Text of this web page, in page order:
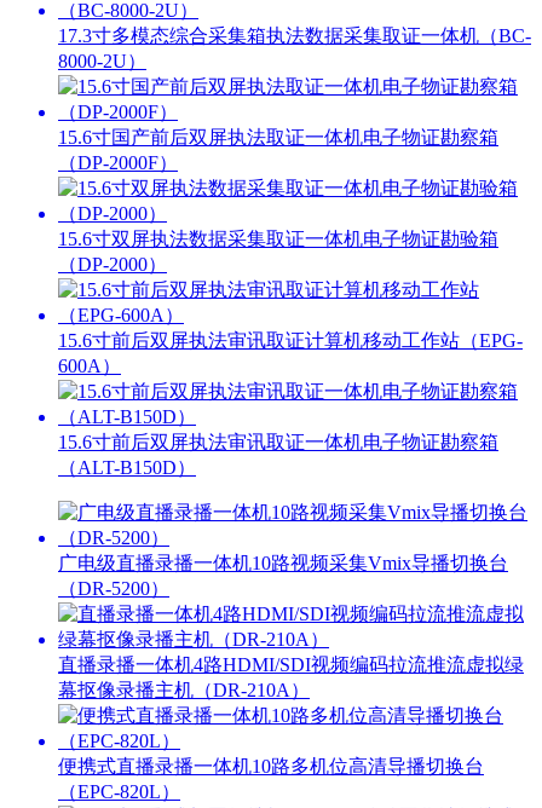
17.3寸多模态综合采集箱执法数据采集取证一体机（BC-
8000-2U）
15.6寸国产前后双屏执法取证一体机电子物证勘察箱
（DP-2000F）
15.6寸双屏执法数据采集取证一体机电子物证勘验箱
（DP-2000）
15.6寸前后双屏执法审讯取证计算机移动工作站（EPG-
600A）
15.6寸前后双屏执法审讯取证一体机电子物证勘察箱
（ALT-B150D）
广电级直播录播一体机10路视频采集Vmix导播切换台
（DR-5200）
直播录播一体机4路HDMI/SDI视频编码拉流推流虚拟绿
幕抠像录播主机（DR-210A）
便携式直播录播一体机10路多机位高清导播切换台
（EPC-820L）